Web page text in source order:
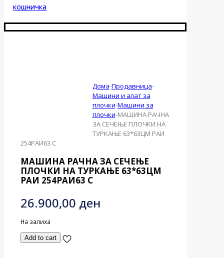
кошничка
Дома-Продавница-
Машини и алат за
плочки-Машини за
плочки-МАШИНА РАЧНА
ЗА СЕЧЕЊЕ ПЛОЧКИ НА
ТУРКАЊЕ 63*63ЦМ РАИ
254РАИ63 С
МАШИНА РАЧНА ЗА СЕЧЕЊЕ
ПЛОЧКИ НА ТУРКАЊЕ 63*63ЦМ
РАИ 254РАИ63 С
26.900,00 ден
На залиха
МАШИНА
Add to cart